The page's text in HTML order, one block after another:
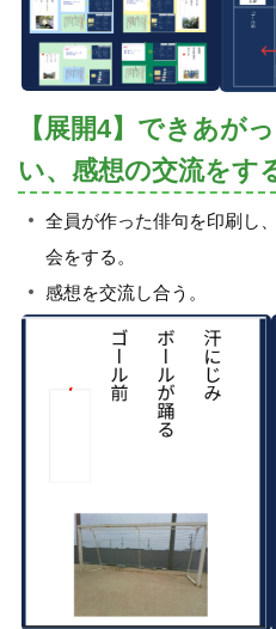
【展開4】できあが
い、感想の交流をす
全員が作った俳句を印刷し
会をする。
感想を交流し合う。